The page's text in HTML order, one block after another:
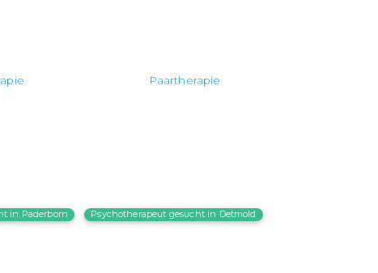
Paartherapie
in Paderborn Psychotherapeut gesucht in Detmold